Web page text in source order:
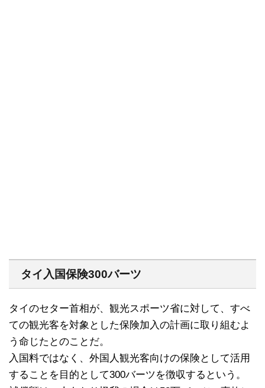
タイ入国保険300バーツ
タイのセター首相が、観光スポーツ省に対して、すべ
ての観光客を対象とした保険加入の計画に取り組むよ
う命じたとのことだ。
入国料ではなく、外国人観光客向けの保険として活用
することを目的として300バーツを徴収するという。